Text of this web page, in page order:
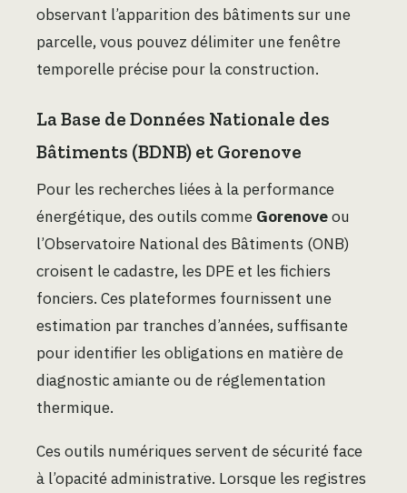
observant l’apparition des bâtiments sur une
parcelle, vous pouvez délimiter une fenêtre
temporelle précise pour la construction.
La Base de Données Nationale des
Bâtiments (BDNB) et Gorenove
Pour les recherches liées à la performance
énergétique, des outils comme Gorenoveou
l’Observatoire National des Bâtiments (ONB)
croisent le cadastre, les DPE et les fichiers
fonciers. Ces plateformes fournissent une
estimation par tranches d’années, suffisante
pour identifier les obligations en matière de
diagnostic amiante ou de réglementation
thermique.
Ces outils numériques servent de sécurité face
à l’opacité administrative. Lorsque les registres